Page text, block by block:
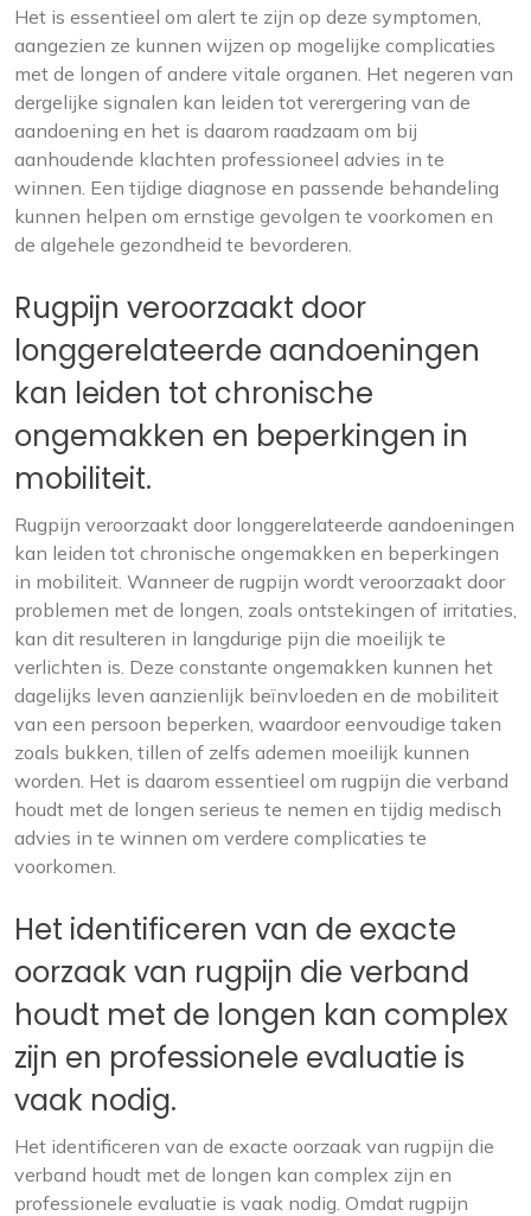
Het is essentieel om alert te zijn op deze symptomen,
aangezien ze kunnen wijzen op mogelijke complicaties
met de longen of andere vitale organen. Het negeren van
dergelijke signalen kan leiden tot verergering van de
aandoening en het is daarom raadzaam om bij
aanhoudende klachten professioneel advies in te
winnen. Een tijdige diagnose en passende behandeling
kunnen helpen om ernstige gevolgen te voorkomen en
de algehele gezondheid te bevorderen.
Rugpijn veroorzaakt door
longgerelateerde aandoeningen
kan leiden tot chronische
ongemakken en beperkingen in
mobiliteit.
Rugpijn veroorzaakt door longgerelateerde aandoeningen
kan leiden tot chronische ongemakken en beperkingen
in mobiliteit. Wanneer de rugpijn wordt veroorzaakt door
problemen met de longen, zoals ontstekingen of irritaties,
kan dit resulteren in langdurige pijn die moeilijk te
verlichten is. Deze constante ongemakken kunnen het
dagelijks leven aanzienlijk beïnvloeden en de mobiliteit
van een persoon beperken, waardoor eenvoudige taken
zoals bukken, tillen of zelfs ademen moeilijk kunnen
worden. Het is daarom essentieel om rugpijn die verband
houdt met de longen serieus te nemen en tijdig medisch
advies in te winnen om verdere complicaties te
voorkomen.
Het identificeren van de exacte
oorzaak van rugpijn die verband
houdt met de longen kan complex
zijn en professionele evaluatie is
vaak nodig.
Het identificeren van de exacte oorzaak van rugpijn die
verband houdt met de longen kan complex zijn en
professionele evaluatie is vaak nodig. Omdat rugpijn